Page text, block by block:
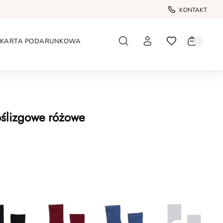
KONTAKT
KARTA PODARUNKOWA
różowe